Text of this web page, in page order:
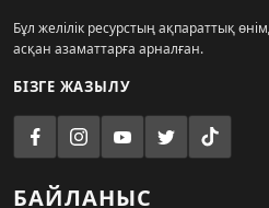
Бұл желілік ресурстың ақпараттық
асқан азаматтарға арналған.
БІЗГЕ ЖАЗЫЛУ
БАЙЛАНЫС